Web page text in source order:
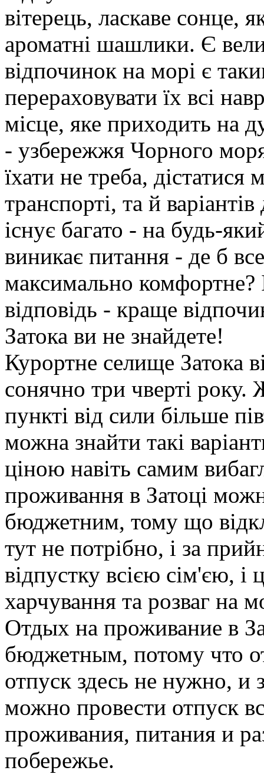
вітерець, ласкаве сонце,
ароматні шашлики. Є
відпочинок на морі є
перераховувати їх всі
місце, яке приходить на
- узбережжя Чорного
їхати не треба,
транспорті, та й
існує багато - на будь-
виникає питання - де б
максимально комфортне?
відповідь - краще
Затока ви не знайдете!
Курортне селище Затока
сонячно три чверті
пункті від сили більше
можна знайти такі
ціною навіть самим
проживання в Затоці
бюджетним, тому що
тут не потрібно, і за
відпустку всією сім'єю,
харчування та розваг на
Отдых на проживание в
бюджетным, потому что
отпуск здесь не нужно, и
можно провести отпуск
проживания, питания и
побережье.